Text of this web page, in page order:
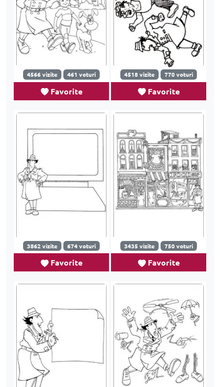
4566 vizite 461 voturi
Favorite
4518 vizite 770 voturi
Favorite
3862 vizite 674 voturi
Favorite
3435 vizite 750 voturi
Favorite